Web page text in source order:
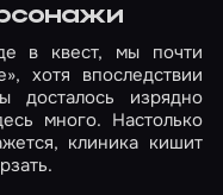
в квест, мы почти
хотя впоследствии
досталось изрядно
много. Настолько
клиника кишит